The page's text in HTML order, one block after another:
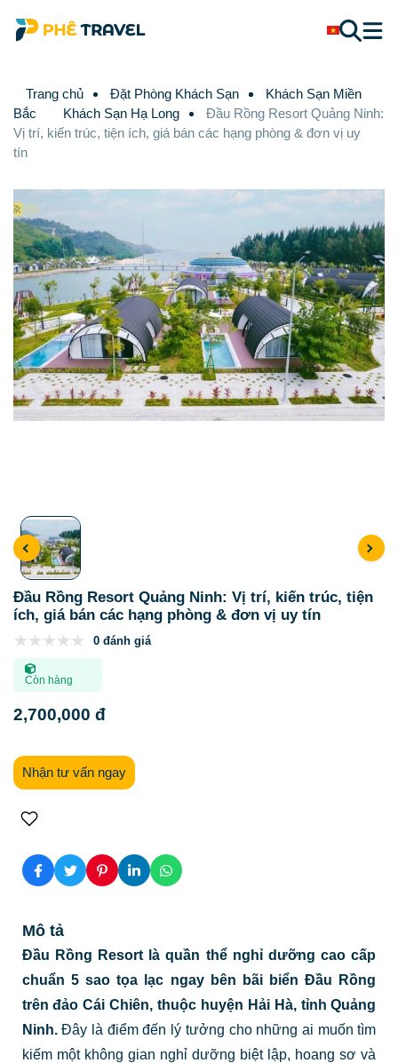
Trang chủ Đặt Phòng Khách Sạn
Khách Sạn Miền
Bắc
Khách Sạn Hạ Long
Đầu Rồng Resort Quảng Ninh:
Vị trí, kiến trúc, tiện ích, giá bán các hạng phòng & đơn vị uy
tín
Đầu Rồng Resort Quảng Ninh: Vị trí, kiến trúc, tiện
ích, giá bán các hạng phòng & đơn vị uy tín
0 đánh giá
Còn hàng
2,700,000 đ
Nhận tư vấn ngay
Mô tả
Đầu Rồng Resort là quần thể nghỉ dưỡng cao cấp
chuẩn 5 sao tọa lạc ngay bên bãi biển Đầu Rồng
trên đảo Cái Chiên, thuộc huyện Hải Hà, tỉnh Quảng
Ninh.Đây là điểm đến lý tưởng cho những ai muốn tìm
kiếm một không gian nghỉ dưỡng biệt lập, hoang sơ và